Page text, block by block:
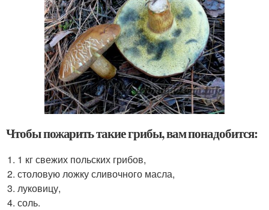
Чтобы пожарить такие грибы, вам понадобится:
1 кг свежих польских грибов,
столовую ложку сливочного масла,
луковицу,
соль.